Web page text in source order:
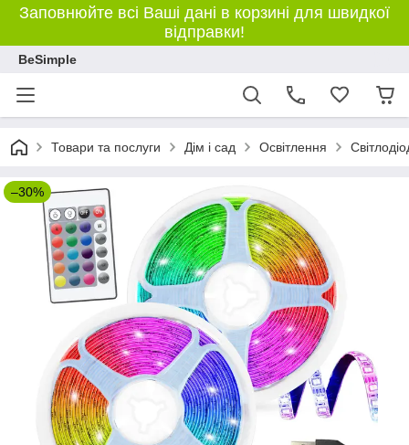
Заповнюйте всі Ваші дані в корзині для швидкої
відправки!
BeSimple
Товари та послуги Дім і сад Освітлення
–30%